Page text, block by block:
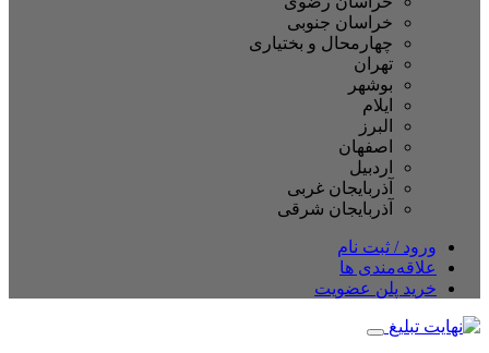
خراسان جنوبی
چهارمحال و بختیاری
اصفهان
آذربایجان غربی
آذربایجان شرقی
/ ثبت نام
ها
پلن عضویت